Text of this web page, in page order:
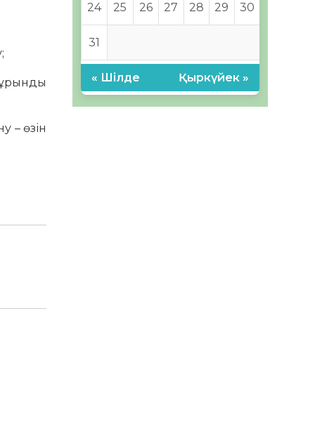
– өзін
24 25 26 27 28 29 30
31
« Шілде Қыркүйек »